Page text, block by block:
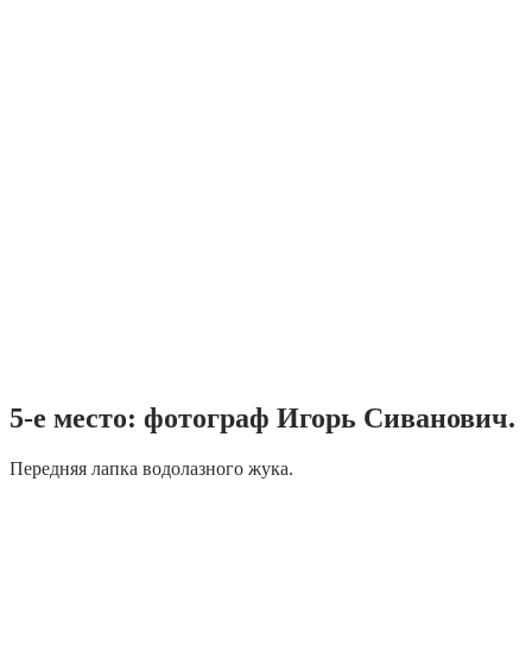
5-е место: фотограф Игорь Сиванович.
Передняя лапка водолазного жука.